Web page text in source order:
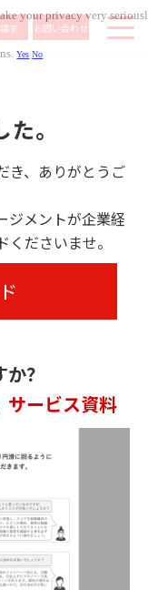
求 お問い合わせ
。
き、ありがとうご
ジメントが企業経
ださいませ。
？
サービス資料
your privacy very
Yes No